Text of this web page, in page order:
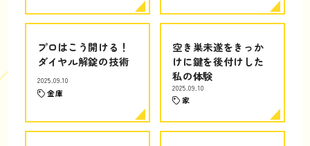
プロはこう開ける！
ダイヤル解錠の技術
2025.09.10
金庫
空き巣未遂をきっか
けに鍵を後付けした
私の体験
2025.09.10
家